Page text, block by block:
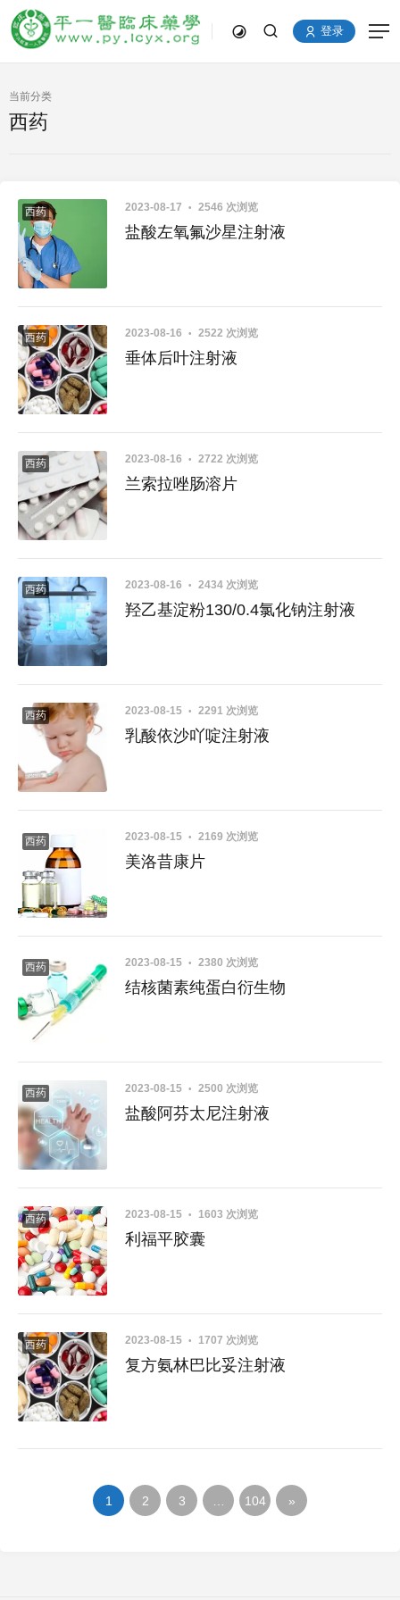
登录
当前分类
西药
西药 2023-08-17 2546 次浏览
盐酸左氧氟沙星注射液
西药 2023-08-16 2522 次浏览
垂体后叶注射液
西药 2023-08-16 2722 次浏览
兰索拉唑肠溶片
西药 2023-08-16 2434 次浏览
羟乙基淀粉130/0.4氯化钠注射液
西药 2023-08-15 2291 次浏览
乳酸依沙吖啶注射液
西药 2023-08-15 2169 次浏览
美洛昔康片
西药 2023-08-15 2380 次浏览
结核菌素纯蛋白衍生物
西药 2023-08-15 2500 次浏览
盐酸阿芬太尼注射液
西药 2023-08-15 1603 次浏览
利福平胶囊
西药 2023-08-15 1707 次浏览
复方氨林巴比妥注射液
1 2 3 104 »